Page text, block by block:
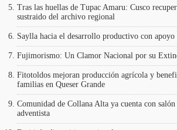
Tras las huellas de Tupac Amaru: Cusco
sustraido del archivo regional
Saylla hacia el desarrollo productivo con
Fujimorismo: Un Clamor Nacional por su
Fitotoldos mejoran producción agrícola y
familias en Queser Grande
Comunidad de Collana Alta ya cuenta con
adventista